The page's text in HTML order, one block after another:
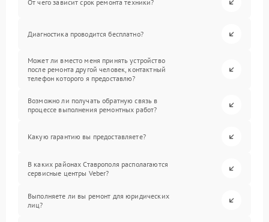
От чего зависит срок ремонта техники?
Диагностика проводится бесплатно?
Может ли вместо меня принять устройство
после ремонта другой человек, контактный
телефон которого я предоставлю?
Возможно ли получать обратную связь в
процессе выполнения ремонтных работ?
Какую гарантию вы предоставляете?
В каких районах Ставрополя располагаются
сервисные центры Veber?
Выполняете ли вы ремонт для юридических
лиц?